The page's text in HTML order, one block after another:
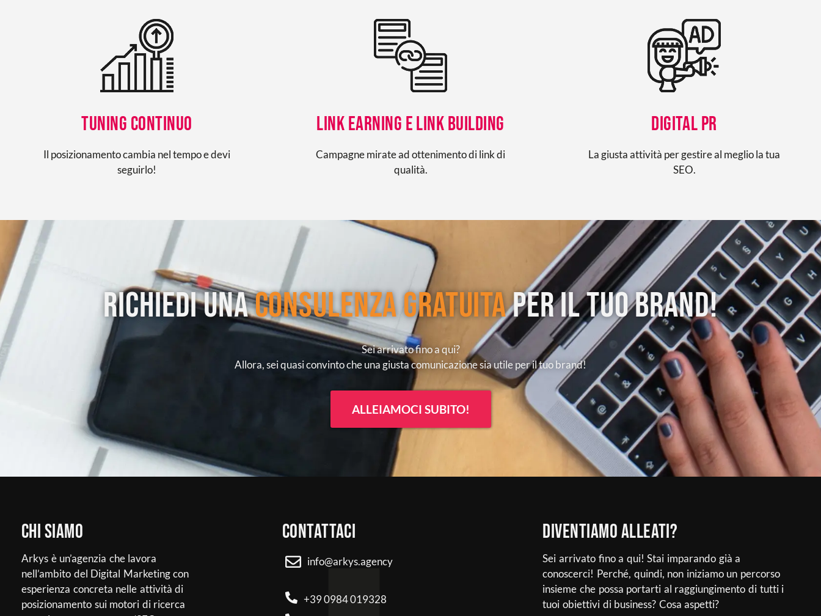
Tuning continuo
Il posizionamento cambia nel tempo e devi
seguirlo!
Link earning e link building
Campagne mirate ad ottenimento di link di
qualità.
Digital PR
La giusta attività per gestire al meglio la tua
SEO.
Richiedi unaconsulenza gratuitaper il tuo brand!
Sei arrivato fino a qui?
Allora, sei quasi convinto che una giusta comunicazione sia utile per il tuo brand!
ALLEIAMOCI SUBITO!
Chi siamo
Arkys è un’agenzia che lavora
nell’ambito del Digital Marketing con
esperienza concreta nelle attività di
posizionamento sui motori di ricerca
Contattaci
info@arkys.agency
+39 0984 019328
Diventiamo alleati?
Sei arrivato fino a qui! Stai imparando già a
conoscerci! Perché, quindi, non iniziamo un percorso
insieme che possa portarti al raggiungimento di tutti i
tuoi obiettivi di business? Cosa aspetti?